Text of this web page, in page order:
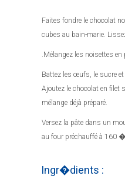
Faites fondre le chocolat
cubes au bain-marie.
.Mélangez les noisettes en
Battez les œufs, le sucre
Ajoutez le chocolat en filet
mélange déjà préparé.
Versez la pâte dans un
au four préchauffé à 160
Ingr�dients :